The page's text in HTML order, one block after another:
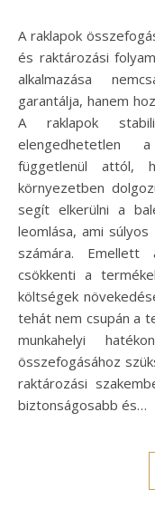
A raklapok összefogása kulcsfontosságú lépés a logisztikai
és raktározási
alkalmazása
garantálja, hanem
A raklapok
elengedhetetlen a
függetlenül attól,
környezetben
segít elkerülni a
leomlása, ami
számára. Emellett
csökkenti a
költségek
tehát nem csupán a
munkahelyi
összefogásához
raktározási
biztonságosabb és…